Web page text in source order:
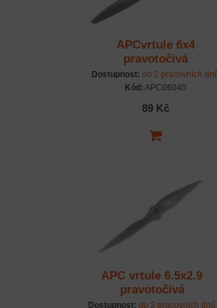
APCvrtule 6x4
pravotočivá
Dostupnost: do 2 pracovních
Kód: APC06040
89 Kč
APC vrtule 6.5x2.9
pravotočivá
Dostupnost: do 2 pracovních dnů